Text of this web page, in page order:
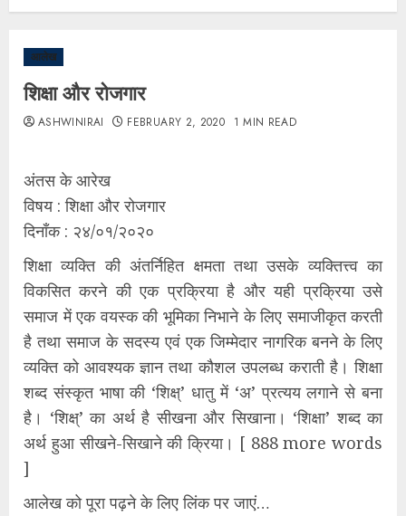
आलेख
शिक्षा और रोजगार
ASHWINIRAI FEBRUARY 2, 2020 1 MIN READ
अंतस के आरेख
विषय : शिक्षा और रोजगार
दिनाँक : २४/०१/२०२०
शिक्षा व्यक्ति की अंतर्निहित क्षमता तथा उसके व्यक्तित्त्व का
विकसित करने की एक प्रक्रिया है और यही प्रक्रिया उसे
समाज में एक वयस्क की भूमिका निभाने के लिए समाजीकृत करती
है तथा समाज के सदस्य एवं एक जिम्मेदार नागरिक बनने के लिए
व्यक्ति को आवश्यक ज्ञान तथा कौशल उपलब्ध कराती है। शिक्षा
शब्द संस्कृत भाषा की ‘शिक्ष्’ धातु में ‘अ’ प्रत्यय लगाने से बना
है। ‘शिक्ष्’ का अर्थ है सीखना और सिखाना। ‘शिक्षा’ शब्द का
अर्थ हुआ सीखने-सिखाने की क्रिया। [ 888 more words
]
आलेख को पूरा पढ़ने के लिए लिंक पर जाएं…